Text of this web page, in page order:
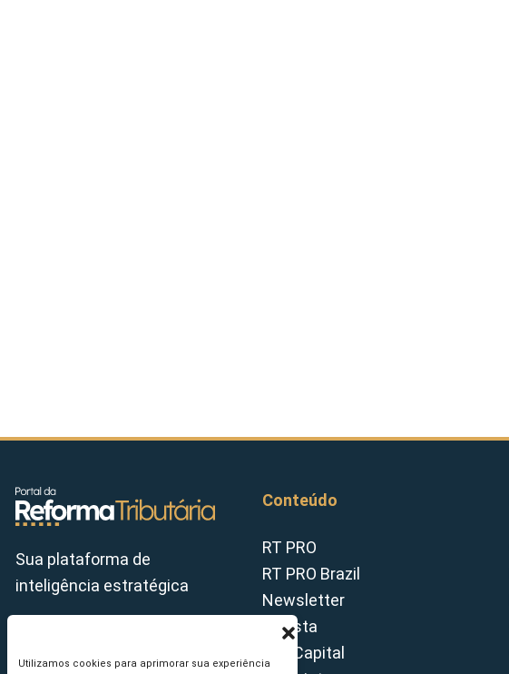
Utilizamos cookies para aprimorar sua experiência
Sua plataforma de
inteligência estratégica
Conteúdo
RT PRO
RT PRO Brazil
Newsletter
Revista
Tax Capital